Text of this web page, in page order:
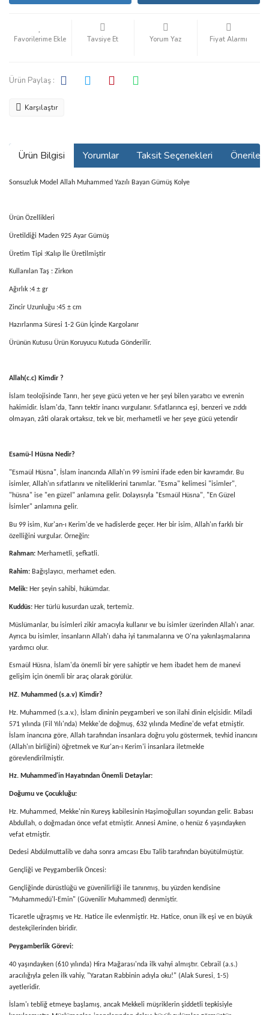
Tavsiye Et Yorum Yaz Fiyat Alarmı
Ürün Paylaş :
Karşılaştır
Ürün Bilgisi Yorumlar Taksit Seçenekleri
Sonsuzluk Model Allah Muhammed Yazılı Bayan Gümüş Kolye
Ürün Özellikleri
Üretildiği Maden 925 Ayar Gümüş
Üretim Tipi :Kalıp İle Üretilmiştir
Kullanılan Taş : Zirkon
Ağırlık :4 ± gr
Zincir Uzunluğu :45 ± cm
Hazırlanma Süresi 1-2 Gün İçinde Kargolanır
Ürünün Kutusu Ürün Koruyucu Kutuda Gönderilir.
Allah(c.c) Kimdir ?
İslam teolojisinde Tanrı, her şeye gücü yeten ve her şeyi bilen yaratıcı ve evrenin
hakimidir. İslam'da, Tanrı tektir inancı vurgulanır. Sıfatlarınca eşi, benzeri ve zıddı
olmayan, zâti olarak ortaksız, tek ve bir, merhametli ve her şeye gücü yetendir
Esamü-l Hüsna Nedir?
"Esmaül Hüsna", İslam inancında Allah'ın 99 ismini ifade eden bir kavramdır. Bu
isimler, Allah'ın sıfatlarını ve niteliklerini tanımlar. "Esma" kelimesi "isimler",
"hüsna" ise "en güzel" anlamına gelir. Dolayısıyla "Esmaül Hüsna", "En Güzel
İsimler" anlamına gelir.
Bu 99 isim, Kur'an-ı Kerim'de ve hadislerde geçer. Her bir isim, Allah'ın farklı bir
özelliğini vurgular. Örneğin:
Rahman: Merhametli, şefkatli.
Rahim: Bağışlayıcı, merhamet eden.
Melik: Her şeyin sahibi, hükümdar.
Kuddüs: Her türlü kusurdan uzak, tertemiz.
Müslümanlar, bu isimleri zikir amacıyla kullanır ve bu isimler üzerinden Allah'ı anar.
Ayrıca bu isimler, insanların Allah'ı daha iyi tanımalarına ve O'na yakınlaşmalarına
yardımcı olur.
Esmaül Hüsna, İslam'da önemli bir yere sahiptir ve hem ibadet hem de manevi
gelişim için önemli bir araç olarak görülür.
HZ. Muhammed (s.a.v) Kimdir?
Hz. Muhammed (s.a.v.), İslam dininin peygamberi ve son ilahi dinin elçisidir. Miladi
571 yılında (Fil Yılı'nda) Mekke'de doğmuş, 632 yılında Medine'de vefat etmiştir.
İslam inancına göre, Allah tarafından insanlara doğru yolu göstermek, tevhid inancını
(Allah'ın birliğini) öğretmek ve Kur'an-ı Kerim'i insanlara iletmekle
görevlendirilmiştir.
Hz. Muhammed'in Hayatından Önemli Detaylar:
Doğumu ve Çocukluğu:
Hz. Muhammed, Mekke'nin Kureyş kabilesinin Haşimoğulları soyundan gelir. Babası
Abdullah, o doğmadan önce vefat etmiştir. Annesi Amine, o henüz 6 yaşındayken
vefat etmiştir.
Dedesi Abdülmuttalib ve daha sonra amcası Ebu Talib tarafından büyütülmüştür.
Gençliği ve Peygamberlik Öncesi:
Gençliğinde dürüstlüğü ve güvenilirliği ile tanınmış, bu yüzden kendisine
"Muhammedü'l-Emin" (Güvenilir Muhammed) denmiştir.
Ticaretle uğraşmış ve Hz. Hatice ile evlenmiştir. Hz. Hatice, onun ilk eşi ve en büyük
destekçilerinden biridir.
Peygamberlik Görevi:
40 yaşındayken (610 yılında) Hira Mağarası'nda ilk vahyi almıştır. Cebrail (a.s.)
aracılığıyla gelen ilk vahiy, "Yaratan Rabbinin adıyla oku!" (Alak Suresi, 1-5)
ayetleridir.
İslam'ı tebliğ etmeye başlamış, ancak Mekkeli müşriklerin şiddetli tepkisiyle